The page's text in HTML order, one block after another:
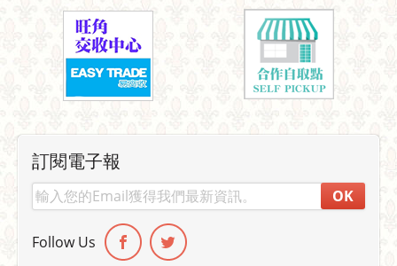
訂閱電子報
OK
Follow Us